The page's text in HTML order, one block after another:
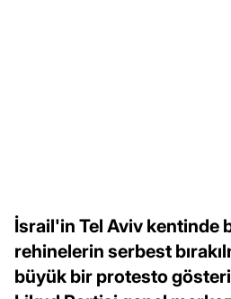
İsrail'in Tel Aviv kentinde
rehinelerin serbest
büyük bir protesto